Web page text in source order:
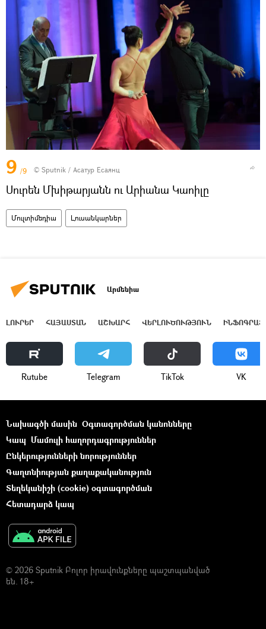
9 /9 © Sputnik / Асатур Есаянц
Սուրեն Մխիթարյանն ու Արիանա Կաոիլը
Մուլտիմեդիա Լուսանկարներ
Արմենիա
ԼՈՒՐԵՐ ՀԱՅԱՍՏԱՆ ԱՇԽԱՐՀ ՎԵՐԼՈՒԾՈՒԹՅՈՒՆ
Rutube Telegram ТikТоk VK
Նախագծի մասին Օգտագործման կանոնները
Կապ Մամուլի հաղորդագրություններ
Ընկերությունների նորություններ
Գաղտնիության քաղաքականություն
Տեղեկանիշի (cookie) օգտագործման
Հետադարձ կապ
© 2026 Sputnik Բոլոր իրավունքները պաշտպանված
են. 18+